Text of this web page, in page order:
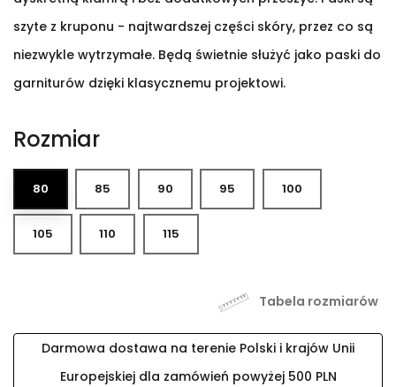
szyte z kruponu - najtwardszej części skóry, przez co są
niezwykle wytrzymałe. Będą świetnie służyć jako paski do
garniturów dzięki klasycznemu projektowi.
Rozmiar
80 85 90 95 100
105 110 115
Tabela rozmiarów
Darmowa dostawa na terenie Polski i krajów Unii
Europejskiej dla zamówień powyżej 500 PLN